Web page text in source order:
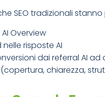
SEO tradizionali
Overview
risposte AI
dai referral AI ad
chiarezza,